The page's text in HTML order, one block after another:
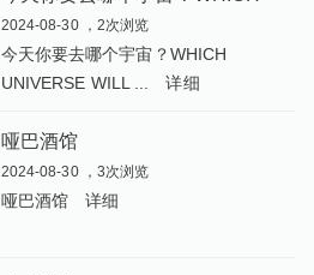
2024-08-30 ，2次浏览
今天你要去哪个宇宙？WHICH
UNIVERSE WILL ...
详细
哑巴酒馆
2024-08-30 ，3次浏览
哑巴酒馆 详细